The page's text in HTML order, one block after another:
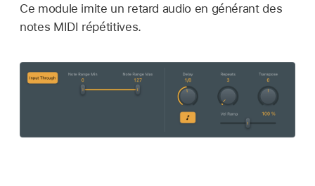
Ce module imite un retard audio en générant des
notes MIDI répétitives.